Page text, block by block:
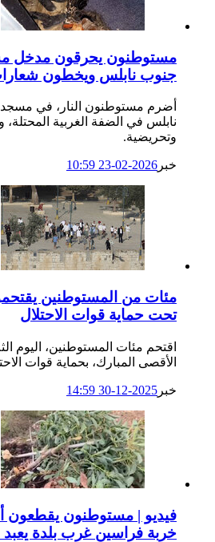
مستوطنون يحرقون مدخل
جنوب نابلس ويخطون
أضرم مستوطنون النار، في
نابلس في الضفة الغربية
وتحريضية.
خبر 2026-02-23 10:59
مئات من المستوطنين
تحت حماية قوات الاحتلال
اقتحم مئات المستوطنين، اليوم
الأقصى المبارك، بحماية قوات
خبر 2025-12-30 14:59
فیديو | مستوطنون يقطعون
خربة فراسين غرب بلدة